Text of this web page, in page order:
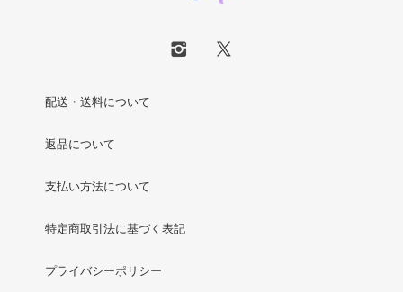
配送・送料について
返品について
支払い方法について
特定商取引法に基づく表記
プライバシーポリシー